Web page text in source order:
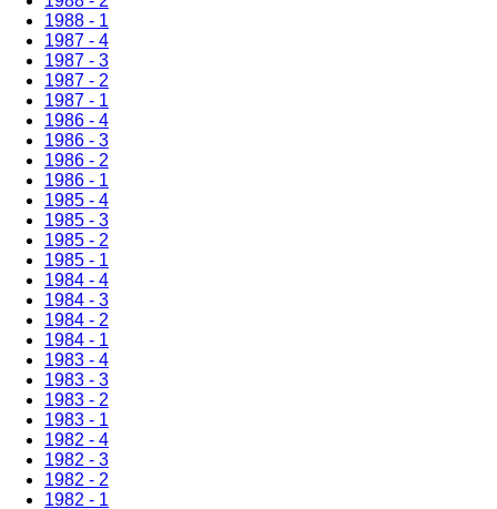
1988 - 1
1987 - 4
1987 - 3
1987 - 2
1987 - 1
1986 - 4
1986 - 3
1986 - 2
1986 - 1
1985 - 4
1985 - 3
1985 - 2
1985 - 1
1984 - 4
1984 - 3
1984 - 2
1984 - 1
1983 - 4
1983 - 3
1983 - 2
1983 - 1
1982 - 4
1982 - 3
1982 - 2
1982 - 1